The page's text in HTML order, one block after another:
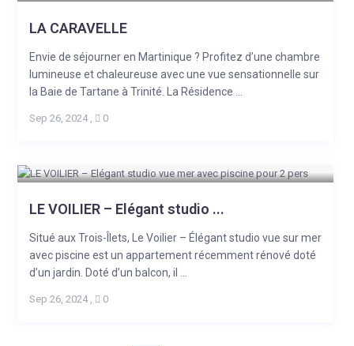
LA CARAVELLE
Envie de séjourner en Martinique ? Profitez d’une chambre
lumineuse et chaleureuse avec une vue sensationnelle sur
la Baie de Tartane à Trinité. La Résidence ...
Sep 26, 2024, 0
LE VOILIER – Elégant studio ...
Situé aux Trois-Îlets, Le Voilier – Élégant studio vue sur mer
avec piscine est un appartement récemment rénové doté
d’un jardin. Doté d’un balcon, il ...
Sep 26, 2024, 0